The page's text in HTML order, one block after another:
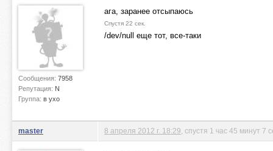
Сообщения: 7958
Репутация: N
Группа: в ухо
ага, заранее отсыпаюсь
Спустя 22 сек.
/dev/null еще тот, все-таки
master 8 апреля 2012 г. 18:29 , спустя 1 час 45 минут 7